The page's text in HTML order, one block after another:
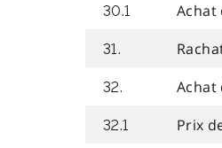
30.1 Achat
31.
32. Achat
32.1 Prix